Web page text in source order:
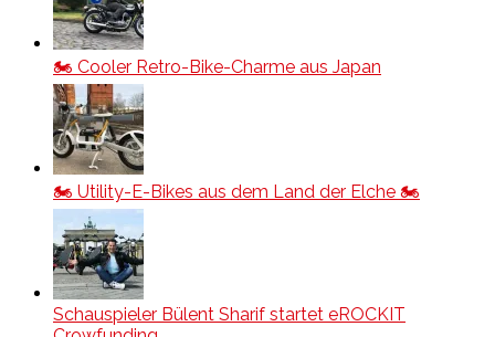
🏍️ Cooler Retro-Bike-Charme aus Japan
🏍️ Utility-E-Bikes aus dem Land der Elche 🏍️
Schauspieler Bülent Sharif startet eROCKIT